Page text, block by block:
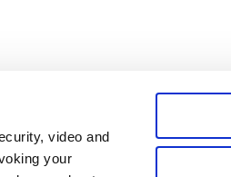
video and
your